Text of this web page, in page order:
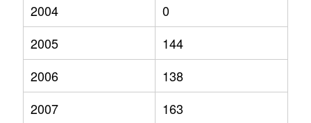
2004
0
2005
144
2006
138
2007
163